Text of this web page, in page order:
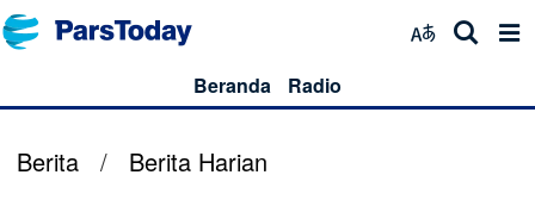
Beranda Radio
Berita / Berita Harian